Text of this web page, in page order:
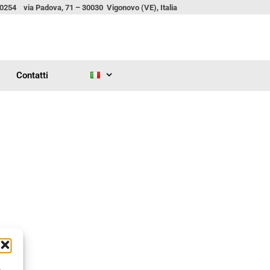
via Padova, 71 – 30030 Vigonovo (VE), Italia
Contatti